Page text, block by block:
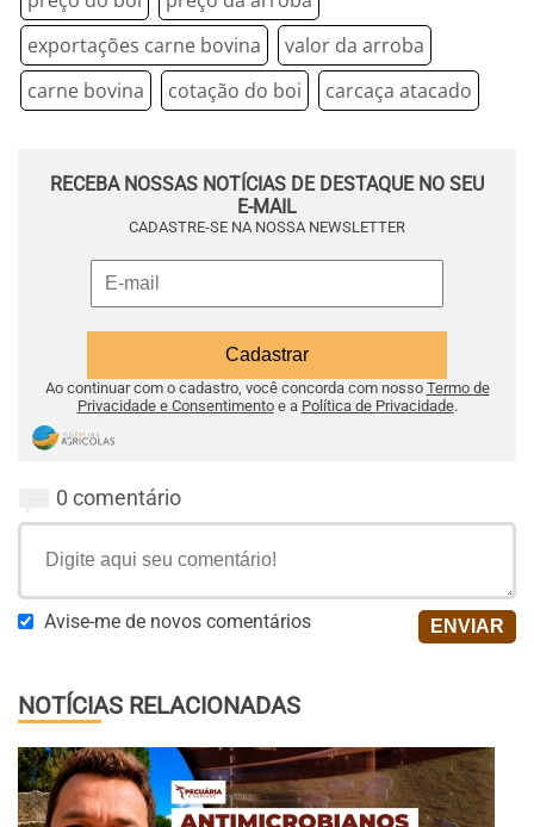
exportações carne bovina
valor da arroba
carne bovina
cotação do boi carcaça atacado
RECEBA NOSSAS NOTÍCIAS DE DESTAQUE NO SEU
E-MAIL
CADASTRE-SE NA NOSSA NEWSLETTER
Ao continuar com o cadastro, você concorda com nosso Termo de
Privacidade e Consentimentoe a Política de Privacidade.
0 comentário
Avise-me de novos comentários
NOTÍCIAS RELACIONADAS